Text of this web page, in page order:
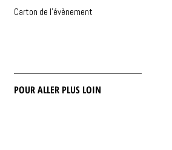
Carton de l'évènement
POUR ALLER PLUS LOIN